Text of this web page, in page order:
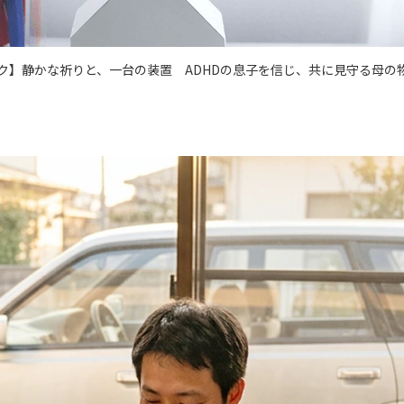
】静かな祈りと、一台の装置 ADHDの息子を信じ、共に見守る母の